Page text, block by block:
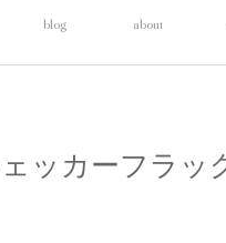
blog about
ェッカーフラッ